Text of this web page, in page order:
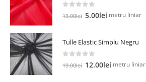
13.00lei.
out of 5
13.00lei Prețul
fost:
13.00lei.
5.00lei Prețul
5.00lei.
metru liniar
Tulle Elastic Simplu Negru
out of 5
19.00lei Prețul
12.00lei Prețul
metru liniar